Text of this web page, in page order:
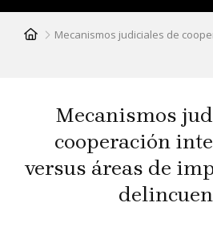
Breadcrumb
Mecanismos judiciales de
Mecanismos
cooperación
versus áreas de